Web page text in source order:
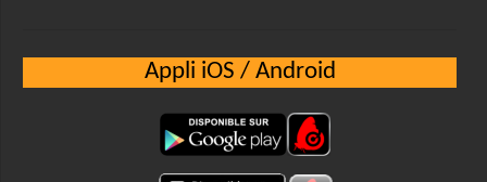
Appli iOS / Android